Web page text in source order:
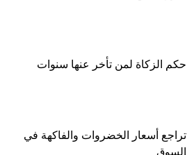
حكم الزكاة لمن تأخر عنها سنوات
تراجع أسعار الخضروات والفاكهة في
السوق